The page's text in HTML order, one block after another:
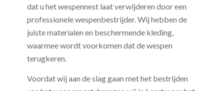
dat u het wespennest laat verwijderen door een
professionele wespenbestrijder. Wij hebben de
juiste materialen en beschermende kleding,
waarmee wordt voorkomen dat de wespen
terugkeren.
Voordat wij aan de slag gaan met het bestrijden